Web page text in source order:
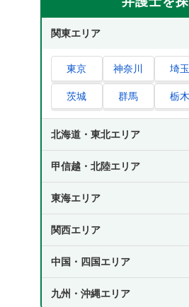
関東エリア
東京 神奈川 埼玉
茨城 群馬 栃木
北海道・東北エリア
甲信越・北陸エリア
東海エリア
関西エリア
中国・四国エリア
九州・沖縄エリア